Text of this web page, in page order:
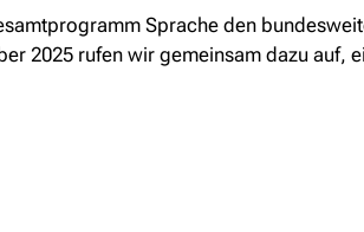
Sprache den
2025 rufen wir gemeinsam dazu auf,